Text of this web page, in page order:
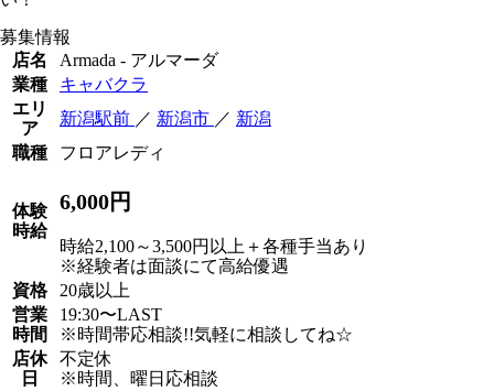
募集情報
店名
Armada - アルマーダ
業種
キャバクラ
エリ
ア
新潟駅前 ／ 新潟市 ／ 新潟
職種
フロアレディ
体験
時給
6,000円
時給2,100～3,500円以上＋各種手当あり
※経験者は面談にて高給優遇
資格
20歳以上
営業
時間
19:30〜LAST
※時間帯応相談!!気軽に相談してね☆
店休
日
不定休
※時間、曜日応相談